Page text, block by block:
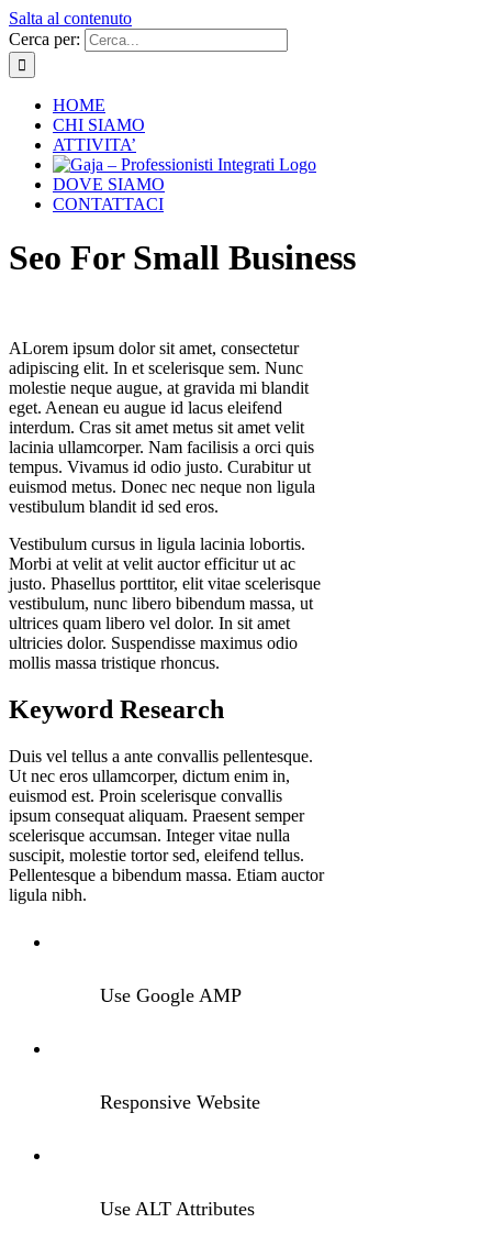
Salta al contenuto
Cerca per:
HOME
CHI SIAMO
ATTIVITA’
DOVE SIAMO
CONTATTACI
Seo For Small Business
ALorem ipsum dolor sit amet, consectetur
adipiscing elit. In et scelerisque sem. Nunc
molestie neque augue, at gravida mi blandit
eget. Aenean eu augue id lacus eleifend
interdum. Cras sit amet metus sit amet velit
lacinia ullamcorper. Nam facilisis a orci quis
tempus. Vivamus id odio justo. Curabitur ut
euismod metus. Donec nec neque non ligula
vestibulum blandit id sed eros.
Vestibulum cursus in ligula lacinia lobortis.
Morbi at velit at velit auctor efficitur ut ac
justo. Phasellus porttitor, elit vitae scelerisque
vestibulum, nunc libero bibendum massa, ut
ultrices quam libero vel dolor. In sit amet
ultricies dolor. Suspendisse maximus odio
mollis massa tristique rhoncus.
Keyword Research
Duis vel tellus a ante convallis pellentesque.
Ut nec eros ullamcorper, dictum enim in,
euismod est. Proin scelerisque convallis
ipsum consequat aliquam. Praesent semper
scelerisque accumsan. Integer vitae nulla
suscipit, molestie tortor sed, eleifend tellus.
Pellentesque a bibendum massa. Etiam auctor
ligula nibh.
Use Google AMP
Responsive Website
Use ALT Attributes